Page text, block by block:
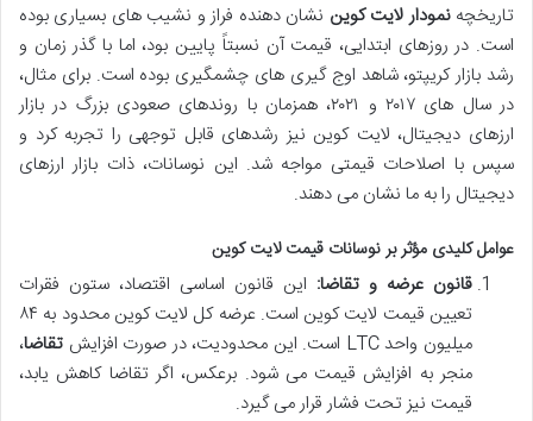
تاریخچهنمودار لایت کوین نشان دهنده فراز و نشیب های بسیاری بوده
است. در روزهای ابتدایی، قیمت آن نسبتاً پایین بود، اما با گذر زمان و
رشد بازار کریپتو، شاهد اوج گیری های چشمگیری بوده است. برای مثال،
در سال های ۲۰۱۷ و ۲۰۲۱، همزمان با روندهای صعودی بزرگ در بازار
ارزهای دیجیتال، لایت کوین نیز رشدهای قابل توجهی را تجربه کرد و
سپس با اصلاحات قیمتی مواجه شد. این نوسانات، ذات بازار ارزهای
دیجیتال را به ما نشان می دهند.
عوامل کلیدی مؤثر بر نوسانات قیمت لایت کوین
قانون عرضه و تقاضا: این قانون اساسی اقتصاد، ستون فقرات
تعیین قیمت لایت کوین است. عرضه کل لایت کوین محدود به ۸۴
میلیون واحد LTC است. این محدودیت، در صورت افزایش
تقاضا،
منجر به افزایش قیمت می شود. برعکس، اگر تقاضا کاهش یابد،
قیمت نیز تحت فشار قرار می گیرد.